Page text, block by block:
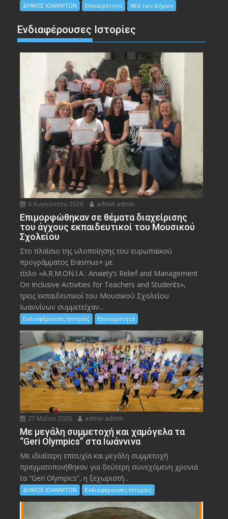
ΔΗΜΟΣ ΙΩΑΝΝΙΤΩΝ Επικαιρότητα Νέα των Δήμων
Ενδιαφέρουσες Ιστορίες
6 Αυγούστου 2026 admin admin
Eπιμορφώθηκαν σε θέματα διαχείρισης
του άγχους εκπαιδευτικοί του Μουσικού
Σχολείου
Στο πλαίσιο της υλοποίησης του ευρωπαϊκού
προγράμματος Erasmus+ με
τίτλο «A.R.M.ON.I.A.: Anxiety’s Relief and Management
On Inclusive Activities for Teachers and Students»,
τρεις εκπαιδευτικοί του Μουσικού Σχολείου
Ιωαννίνων συμμετείχαν...
Ενδιαφέρουσες Ιστορίες Επικαιρότητα
27 Μαΐου 2026 admin admin
Με μεγάλη συμμετοχή και χαμόγελα τα
“Geri Olympics” στα Ιωάννινα
Με ιδιαίτερη επιτυχία και μεγάλη συμμετοχή
πραγματοποιήθηκαν για δεύτερη συνεχόμενη χρονιά
τα “Geri Olympics”, η ξεχωριστή...
ΔΗΜΟΣ ΙΩΑΝΝΙΤΩΝ Ενδιαφέρουσες Ιστορίες